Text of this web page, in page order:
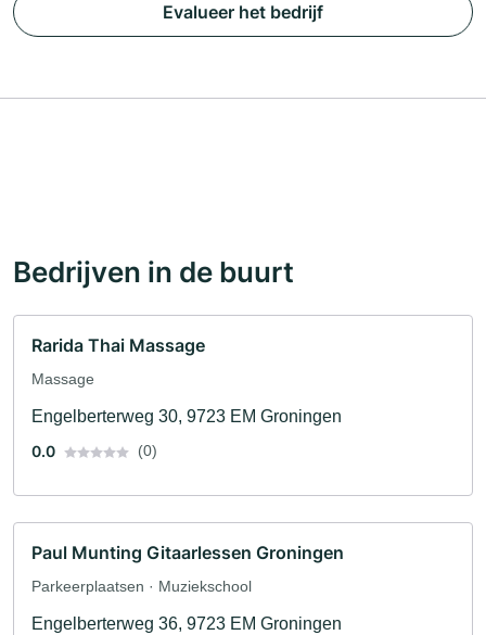
Evalueer het bedrijf
Bedrijven in de buurt
Rarida Thai Massage
Massage
Engelberterweg 30, 9723 EM Groningen
0.0
(0)
Paul Munting Gitaarlessen Groningen
Parkeerplaatsen · Muziekschool
Engelberterweg 36, 9723 EM Groningen